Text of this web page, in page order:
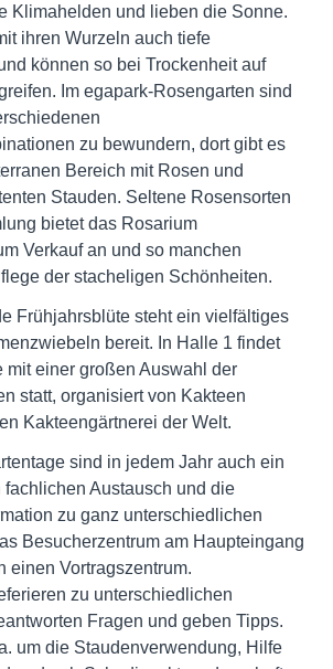
Klimahelden und lieben die Sonne.
ihren Wurzeln auch tiefe
können so bei Trockenheit auf
Im egapark-Rosengarten sind
zu bewundern, dort gibt es
Bereich mit Rosen und
Stauden. Seltene Rosensorten
bietet das Rosarium
Verkauf an und so manchen
der stacheligen Schönheiten.
Frühjahrsblüte steht ein vielfältiges
bereit. In Halle 1 findet
mit einer großen Auswahl der
statt, organisiert von Kakteen
Kakteengärtnerei der Welt.
sind in jedem Jahr auch ein
fachlichen Austausch und die
zu ganz unterschiedlichen
Besucherzentrum am Haupteingang
einen Vortragszentrum.
zu unterschiedlichen
Fragen und geben Tipps.
um die Staudenverwendung, Hilfe